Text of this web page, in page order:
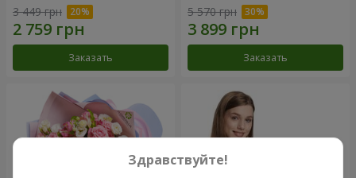
3 449 грн
Заказать
5 570 грн
Заказать
Здравствуйте!